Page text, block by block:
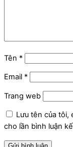
Tên *
Email *
Trang web
Lưu tên của tôi,
cho lần bình luận